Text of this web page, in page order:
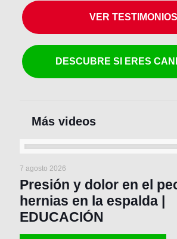
VER TESTIMONIOS
DESCUBRE SI ERES
7 agosto 2026
Presión y dolor en el
hernias en la espalda |
EDUCACIÓN